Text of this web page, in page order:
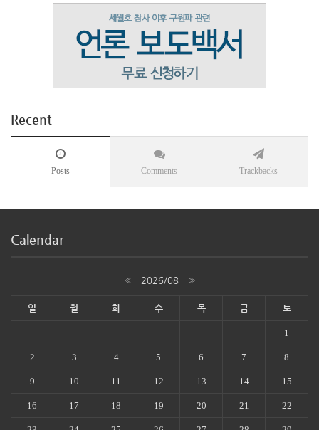
Recent
Posts Comments Trackbacks
Calendar
« 2026/08 »
일 월 화 수 목 금 토
1
2 3 4 5 6 7 8
9 10 11 12 13 14 15
16 17 18 19 20 21 22